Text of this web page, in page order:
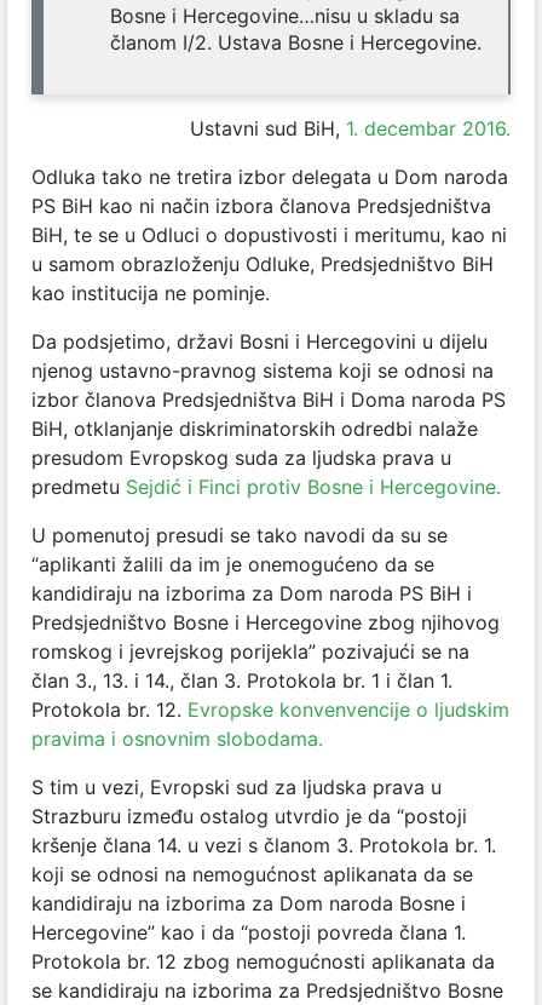
Bosne i Hercegovine…nisu u skladu sa
članom I/2. Ustava Bosne i Hercegovine.
Ustavni sud BiH, 1. decembar 2016.
Odluka tako ne tretira izbor delegata u Dom naroda
PS BiH kao ni način izbora članova Predsjedništva
BiH, te se u Odluci o dopustivosti i meritumu, kao ni
u samom obrazloženju Odluke, Predsjedništvo BiH
kao institucija ne pominje.
Da podsjetimo, državi Bosni i Hercegovini u dijelu
njenog ustavno-pravnog sistema koji se odnosi na
izbor članova Predsjedništva BiH i Doma naroda PS
BiH, otklanjanje diskriminatorskih odredbi nalaže
presudom Evropskog suda za ljudska prava u
predmetu Sejdić i Finci protiv Bosne i Hercegovine.
U pomenutoj presudi se tako navodi da su se
“aplikanti žalili da im je onemogućeno da se
kandidiraju na izborima za Dom naroda PS BiH i
Predsjedništvo Bosne i Hercegovine zbog njihovog
romskog i jevrejskog porijekla” pozivajući se na
član 3., 13. i 14., član 3. Protokola br. 1 i član 1.
Protokola br. 12. Evropske konvenvencije o ljudskim
pravima i osnovnim slobodama.
S tim u vezi, Evropski sud za ljudska prava u
Strazburu između ostalog utvrdio je da “postoji
kršenje člana 14. u vezi s članom 3. Protokola br. 1.
koji se odnosi na nemogućnost aplikanata da se
kandidiraju na izborima za Dom naroda Bosne i
Hercegovine” kao i da “postoji povreda člana 1.
Protokola br. 12 zbog nemogućnosti aplikanata da
se kandidiraju na izborima za Predsjedništvo Bosne